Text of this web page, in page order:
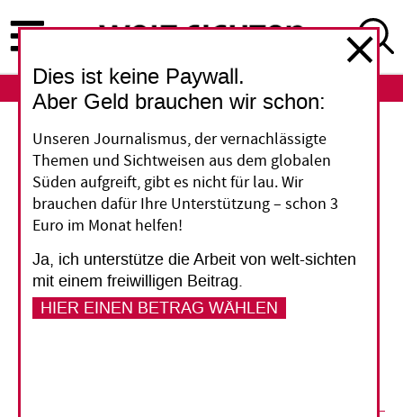
zum
Inhalt
ABO
Kolumbien
„Präsident Petro will vom
Kohleabbau weg“
Die Wirtschaft Kolumbiens hängt von der Öl-,
Gas- und Kohleförderung ab. Die Regierung will
das ändern. Warum das so schwierig ist, erklärt
Dies ist keine Paywall.
Aber Geld brauchen wir schon:
Unseren Journalismus, der vernachlässigte
Themen und Sichtweisen aus dem globalen
Süden aufgreift, gibt es nicht für lau. Wir
brauchen dafür Ihre Unterstützung – schon 3
Euro im Monat helfen!
Ja, ich unterstütze die Arbeit von welt-sichten
mit einem freiwilligen Beitrag.
HIER EINEN BETRAG WÄHLEN